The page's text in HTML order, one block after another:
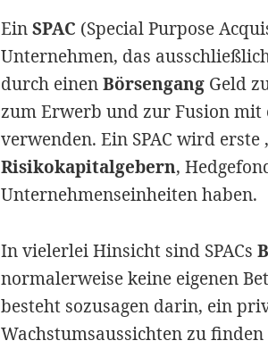
EinSPAC (Special Purpose
Unternehmen, das
durch einenBörsengang Geld
zum Erwerb und zur Fusion
verwenden. Ein SPAC wird
Risikokapitalgebern,
Unternehmenseinheiten haben.
In vielerlei Hinsicht sind SPACs
normalerweise keine eigenen
besteht sozusagen darin, ein
Wachstumsaussichten zu